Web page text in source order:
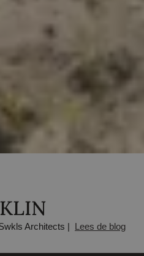
Architects | Lees de blog